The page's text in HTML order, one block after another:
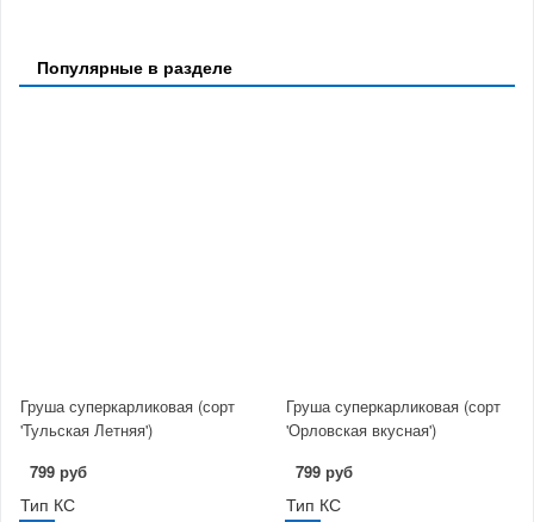
Популярные в разделе
Груша суперкарликовая (сорт
'Тульская Летняя')
799 руб
Тип КС
Груша суперкарликовая (сорт
'Орловская вкусная')
799 руб
Тип КС